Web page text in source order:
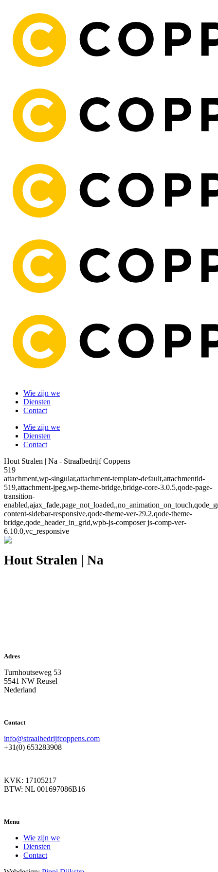
Wie zijn we
Diensten
Contact
Wie zijn we
Diensten
Contact
Hout Stralen | Na - Straalbedrijf Coppens
519
attachment,wp-singular,attachment-template-default,attachmentid-
519,attachment-jpeg,wp-theme-bridge,bridge-core-3.0.5,qode-page-
transition-
content-sidebar-responsive,qode-theme-ver-29.2,qode-theme-
bridge,qode_header_in_grid,wpb-js-composer js-comp-ver-
6.10.0,vc_responsive
Hout Stralen | Na
Adres
Turnhoutseweg 53
5541 NW Reusel
Nederland
Contact
info@straalbedrijfcoppens.com
+31(0) 653283908
KVK: 17105217
BTW: NL 001697086B16
Menu
Wie zijn we
Diensten
Contact